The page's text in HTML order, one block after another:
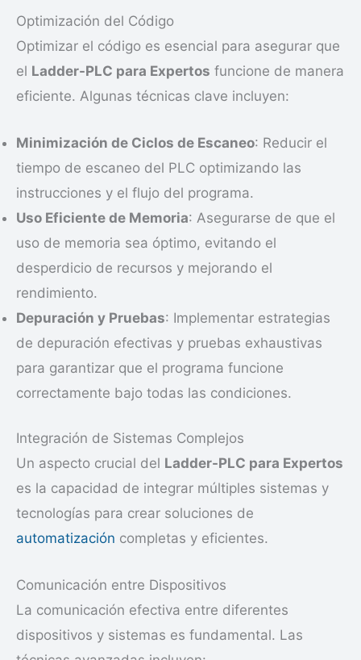
Optimización del Código
Optimizar el código es esencial para asegurar que
el Ladder-PLC para Expertos funcione de manera
eficiente. Algunas técnicas clave incluyen:
Minimización de Ciclos de Escaneo: Reducir el
tiempo de escaneo del PLC optimizando las
instrucciones y el flujo del programa.
Uso Eficiente de Memoria: Asegurarse de que el
uso de memoria sea óptimo, evitando el
desperdicio de recursos y mejorando el
rendimiento.
Depuración y Pruebas: Implementar estrategias
de depuración efectivas y pruebas exhaustivas
para garantizar que el programa funcione
correctamente bajo todas las condiciones.
Integración de Sistemas Complejos
Un aspecto crucial del Ladder-PLC para Expertos
es la capacidad de integrar múltiples sistemas y
tecnologías para crear soluciones de
automatización completas y eficientes.
Comunicación entre Dispositivos
La comunicación efectiva entre diferentes
dispositivos y sistemas es fundamental. Las